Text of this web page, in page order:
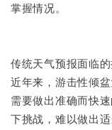
掌握情况。
传统天气预报面临
近年来，游击性倾
需要做出准确而快
下挑战，难以做出适